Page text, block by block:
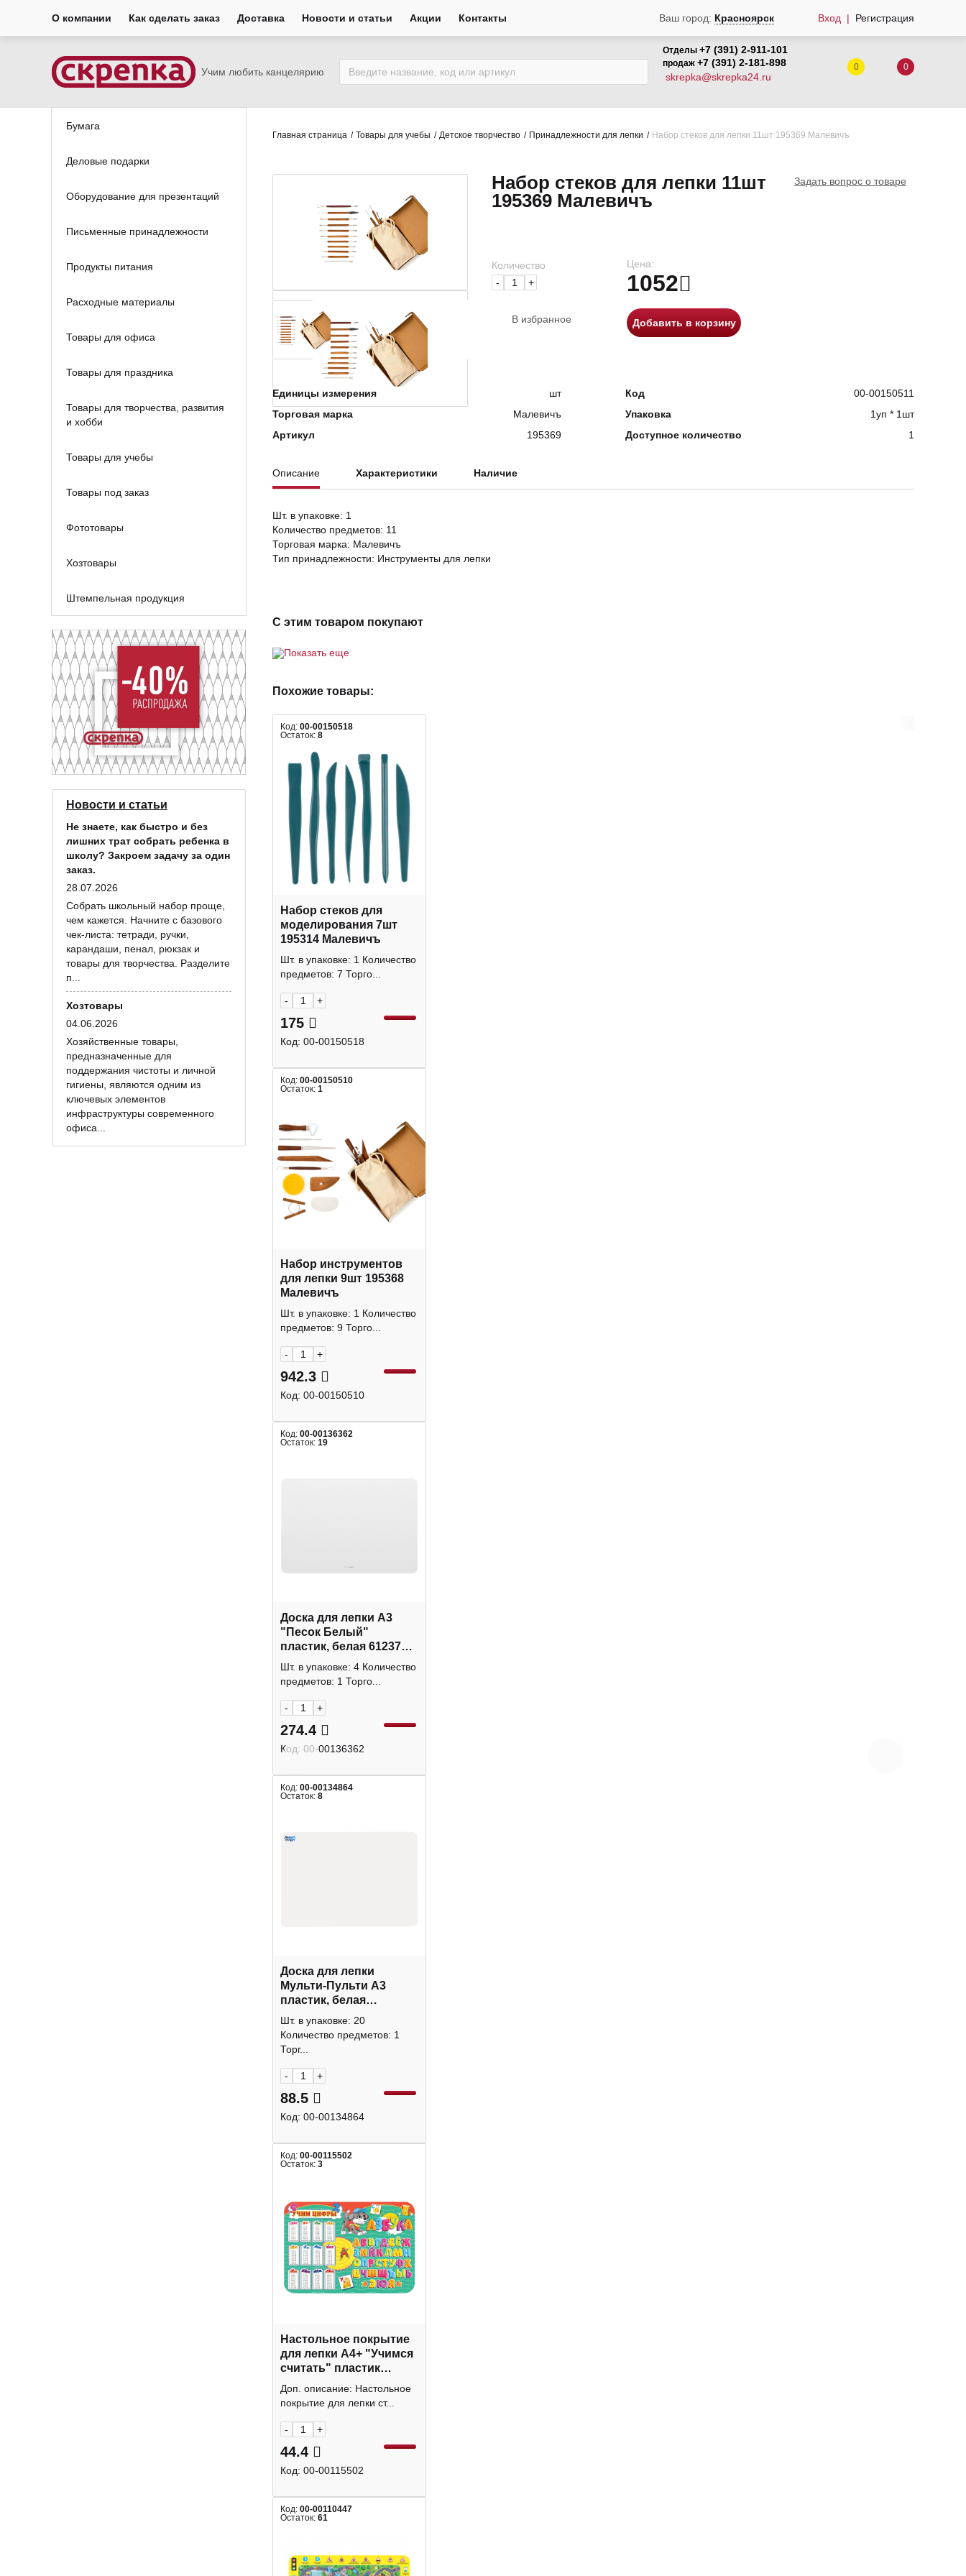
О компании Как сделать заказ Доставка Новости и статьи Акции Контакты Ваш город: Красноярск Вход Регистрация
Учим любить канцелярию
Отделы +7 (391) 2-911-101
продаж +7 (391) 2-181-898
skrepka@skrepka24.ru
0 0
Бумага
Деловые подарки
Оборудование для презентаций
Письменные принадлежности
Продукты питания
Расходные материалы
Товары для офиса
Товары для праздника
Товары для творчества, развития
и хобби
Товары для учебы
Товары под заказ
Фототовары
Хозтовары
Штемпельная продукция
Новости и статьи
Не знаете, как быстро и без
лишних трат собрать ребенка в
школу? Закроем задачу за один
заказ.
28.07.2026
Собрать школьный набор проще,
чем кажется. Начните с базового
чек-листа: тетради, ручки,
карандаши, пенал, рюкзак и
товары для творчества. Разделите
п...
Хозтовары
04.06.2026
Хозяйственные товары,
предназначенные для
поддержания чистоты и личной
гигиены, являются одним из
ключевых элементов
инфраструктуры современного
офиса...
Главная страница Товары для учебы Детское творчество Принадлежности для лепки Набор стеков для лепки 11шт 195369 Малевичъ
Набор стеков для лепки 11шт
195369 Малевичъ
Задать вопрос о товаре
Количество
-
+
В избранное
Цена:
1052
Добавить в корзину
Единицы измерения шт Код
00-00150511
Торговая марка
Малевичъ Упаковка
1уп * 1шт
Артикул
195369 Доступное количество 1
Описание Характеристики Наличие
Шт. в упаковке: 1
Количество предметов: 11
Торговая марка: Малевичъ
Тип принадлежности: Инструменты для лепки
С этим товаром покупают
Показать еще
Похожие товары:
Код: 00-00150518
Остаток: 8
Набор стеков для
моделирования 7шт
195314 Малевичъ
Шт. в упаковке: 1 Количество
предметов: 7 Торго...
- +
175
Код: 00-00150518
Код: 00-00150510
Остаток: 1
Набор инструментов
для лепки 9шт 195368
Малевичъ
Шт. в упаковке: 1 Количество
предметов: 9 Торго...
- +
942.3
Код: 00-00150510
Код: 00-00136362
Остаток: 19
Доска для лепки А3
"Песок Белый"
пластик, белая 61237
Erich Krause
Шт. в упаковке: 4 Количество
предметов: 1 Торго...
- +
274.4
Код: 00-00136362
Код: 00-00134864
Остаток: 8
Доска для лепки
Мульти-Пульти А3
пластик, белая
ДЛ600_53249
Шт. в упаковке: 20
Количество предметов: 1
Торг...
- +
88.5
Код: 00-00134864
Код: 00-00115502
Остаток: 3
Настольное покрытие
для лепки А4+ "Учимся
считать" пластик
НПД-6892 Проф Пресс
Доп. описание: Настольное
покрытие для лепки ст...
- +
44.4
Код: 00-00115502
Код: 00-00110447
Остаток: 61